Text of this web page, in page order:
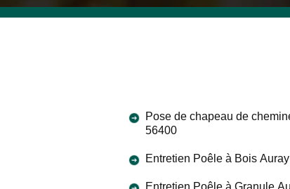
Pose de chapeau de
56400
Entretien Poêle à Bois
Entretien Poêle à Granule